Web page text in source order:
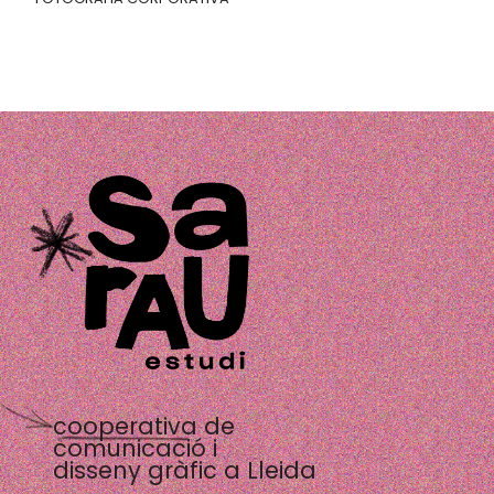
cooperativa de
comunicació i
disseny gràfic a Lleida